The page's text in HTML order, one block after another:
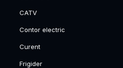
CATV
Contor electric
Curent
Frigider